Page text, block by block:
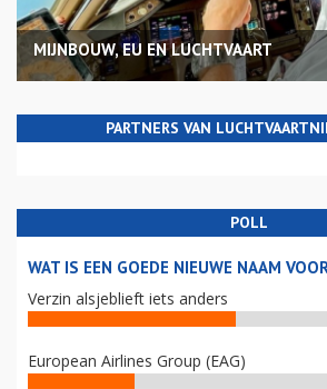
MIJNBOUW, EU EN LUCHTVAART
PARTNERS VAN
POLL
WAT IS EEN GOEDE NIEUWE NAAM
Verzin alsjeblieft iets anders
European Airlines Group (EAG)